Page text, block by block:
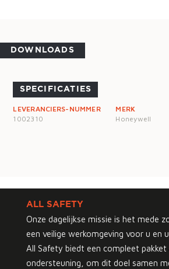
DOWNLOADS
SPECIFICATIES
LEVERANCIERS-NUMMER
1002310
MERK
Honeywell
ALL SAFETY
Onze dagelijkse missie is het mede
een veilige werkomgeving voor u en
All Safety biedt een compleet pakket
ondersteuning, om dit doel samen